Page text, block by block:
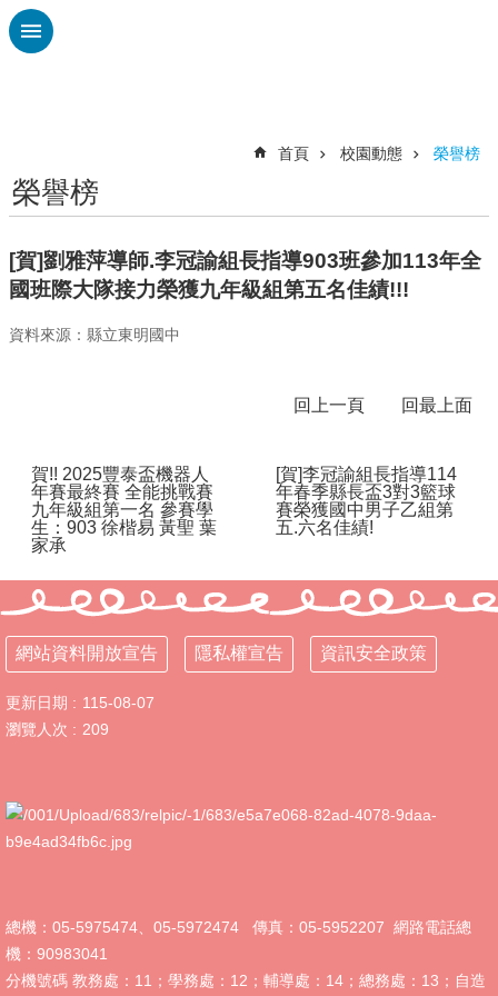
跳到主要內容區塊
校
布
告
欄
雲
總
體
課
計
畫
115
學
年
度
量
管
115
年
首頁 校園動態 榮譽榜
榮譽榜
[賀]劉雅萍導師.李冠諭組長指導903班參加113年全
國班際大隊接力榮獲九年級組第五名佳績!!!
資料來源：縣立東明國中
回上一頁 回最上面
賀!! 2025豐泰盃機器人
年賽最終賽 全能挑戰賽
九年級組第一名 參賽學
生：903 徐楷易 黃聖 葉
家承
[賀]李冠諭組長指導114
年春季縣長盃3對3籃球
賽榮獲國中男子乙組第
五.六名佳績!
網站資料開放宣告 隱私權宣告 資訊安全政策
更新日期
115-08-07
瀏覽人次
209
總機：05-5975474、05-5972474 傳真：05-5952207 網路電話總
機：90983041
分機號碼 教務處：11；學務處：12；輔導處：14；總務處：13；自造